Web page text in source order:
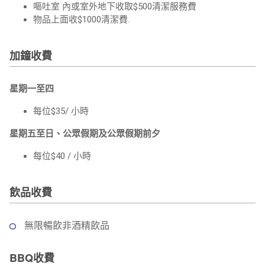
嘔吐室 內或室外地下收取$500清潔服務費
物品上面收$1000清潔費.
加鐘收費
星期一至四
每位$35/ 小時
星期五至日、公眾假期及公眾假期前夕
每位$40 / 小時
飲品收費
無限暢飲非酒精飲品
BBQ收費